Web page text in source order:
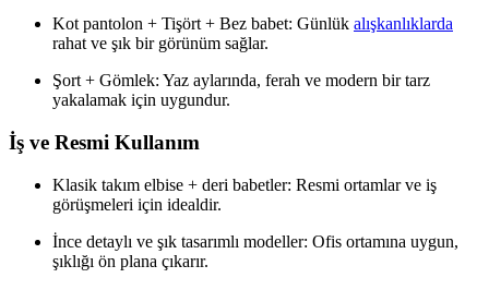
Kot pantolon + Tişört + Bez babet: Günlük alışkanlıklarda
rahat ve şık bir görünüm sağlar.
Şort + Gömlek: Yaz aylarında, ferah ve modern bir tarz
yakalamak için uygundur.
İş ve Resmi Kullanım
Klasik takım elbise + deri babetler: Resmi ortamlar ve iş
görüşmeleri için idealdir.
İnce detaylı ve şık tasarımlı modeller: Ofis ortamına uygun,
şıklığı ön plana çıkarır.